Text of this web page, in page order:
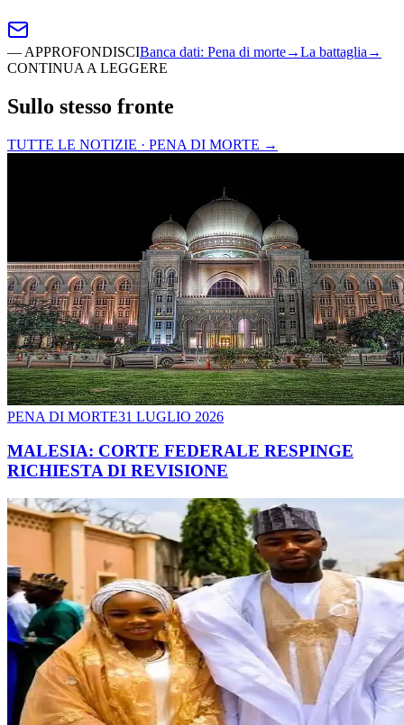
— APPROFONDISCIBanca dati: Pena di morte→La battaglia →
CONTINUA A LEGGERE
Sullo stesso fronte
TUTTE LE NOTIZIE · PENA DI MORTE →
PENA DI MORTE31 LUGLIO 2026
MALESIA: CORTE FEDERALE RESPINGE
RICHIESTA DI REVISIONE